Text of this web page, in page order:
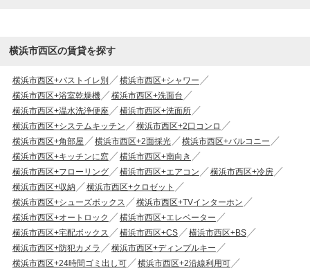
横浜市西区の賃貸を探す
横浜市西区+バストイレ別
横浜市西区+シャワー
横浜市西区+浴室乾燥機
横浜市西区+洗面台
横浜市西区+温水洗浄便座
横浜市西区+洗面所
横浜市西区+システムキッチン
横浜市西区+2口コンロ
横浜市西区+角部屋
横浜市西区+2面採光
横浜市西区+バルコニー
横浜市西区+キッチンに窓
横浜市西区+南向き
横浜市西区+フローリング
横浜市西区+エアコン
横浜市西区+冷房
横浜市西区+収納
横浜市西区+クロゼット
横浜市西区+シューズボックス
横浜市西区+TVインターホン
横浜市西区+オートロック
横浜市西区+エレベーター
横浜市西区+宅配ボックス
横浜市西区+CS
横浜市西区+BS
横浜市西区+防犯カメラ
横浜市西区+ディンプルキー
横浜市西区+24時間ゴミ出し可
横浜市西区+2沿線利用可